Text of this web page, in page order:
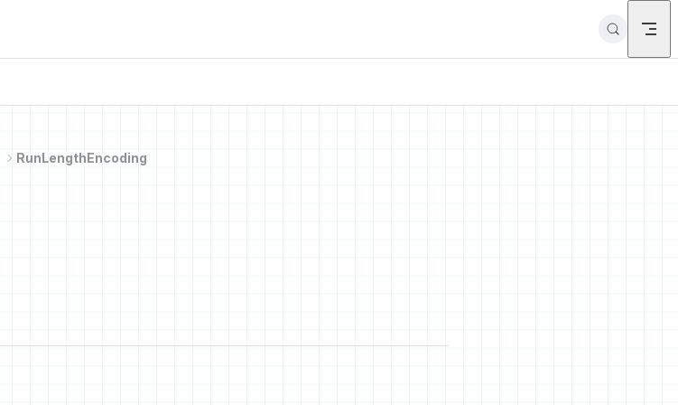
RunLengthEncoding